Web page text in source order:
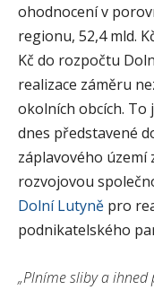
ohodnocení v
regionu, 52,4 mld.
Kč do rozpočtu
realizace záměru
okolních obcích. To
dnes představené
záplavového území
rozvojovou
Dolní Lutyně pro
podnikatelského
„Plníme sliby a